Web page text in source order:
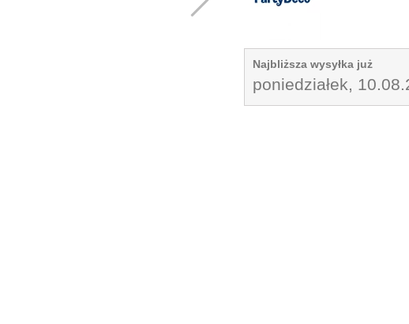
Najbliższa wysyłka już
poniedziałek,